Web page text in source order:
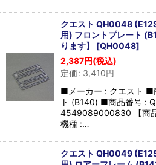
クエスト QH0048
用) フロントプレート
ります】 [QH0048]
2,387円(税込)
定価: 3,410円
■メーカー : クエスト ■
ト (B140) ■商品番号 :
4549089000830 【商
機種 :…
クエスト QH0049